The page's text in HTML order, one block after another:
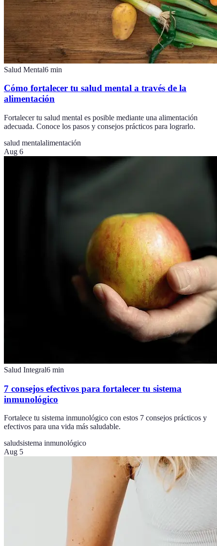
Salud Mental6 min
Cómo fortalecer tu salud mental a través de la
alimentación
Fortalecer tu salud mental es posible mediante una alimentación
adecuada. Conoce los pasos y consejos prácticos para lograrlo.
salud mentalalimentación
Aug 6
Salud Integral6 min
7 consejos efectivos para fortalecer tu sistema
inmunológico
Fortalece tu sistema inmunológico con estos 7 consejos prácticos y
efectivos para una vida más saludable.
saludsistema inmunológico
Aug 5